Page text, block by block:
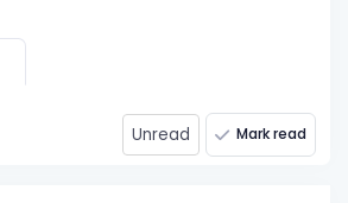
Unread Mark read